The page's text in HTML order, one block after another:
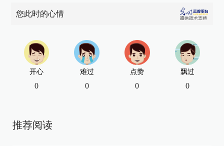
您此时的心情
开心
0
难过
0
点赞
0
飘过
0
推荐阅读